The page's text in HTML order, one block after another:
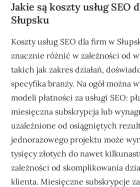
Jakie są koszty usług SEO
Słupsku
Koszty usług SEO dla firm w
znacznie różnić w zależności od
takich jak zakres działań,
specyfika branży. Na ogół można
modeli płatności za usługi SEO:
miesięczna subskrypcja lub
uzależnione od osiągniętych
jednorazowego projektu może
tysięcy złotych do nawet
zależności od skomplikowania
klienta. Miesięczne subskrypcje